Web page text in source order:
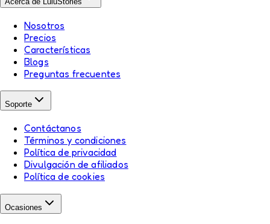
Nosotros
Precios
Características
Blogs
Preguntas frecuentes
Soporte
Contáctanos
Términos y condiciones
Política de privacidad
Divulgación de afiliados
Política de cookies
Ocasiones